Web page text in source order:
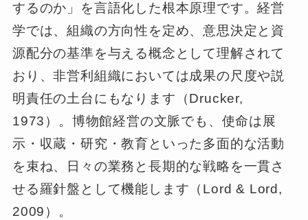
するのか」を言語化した根本原理です。経営
学では、組織の方向性を定め、意思決定と資
源配分の基準を与える概念として理解されて
おり、非営利組織においては成果の尺度や説
明責任の土台にもなります（Drucker,
1973）。博物館経営の文脈でも、使命は展
示・収蔵・研究・教育といった多面的な活動
を束ね、日々の業務と長期的な戦略を一貫さ
せる羅針盤として機能します（Lord & Lord,
2009）。